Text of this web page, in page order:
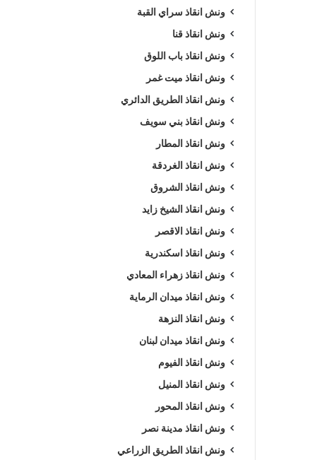
ونش انقاذ سراي القبة
ونش انقاذ قنا
ونش انقاذ باب اللوق
ونش انقاذ ميت غمر
ونش انقاذ الطريق الدائري
ونش انقاذ بني سويف
ونش انقاذ المطار
ونش انقاذ الغردقة
ونش انقاذ الشروق
ونش انقاذ الشيخ زايد
ونش انقاذ الاقصر
ونش انقاذ اسكندرية
ونش انقاذ زهراء المعادي
ونش انقاذ ميدان الرماية
ونش انقاذ النزهة
ونش انقاذ ميدان لبنان
ونش انقاذ الفيوم
ونش انقاذ المنيل
ونش انقاذ المحور
ونش انقاذ مدينة نصر
ونش انقاذ الطريق الزراعي